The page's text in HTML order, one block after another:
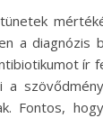
a diagnózis
ír
a
Fontos,